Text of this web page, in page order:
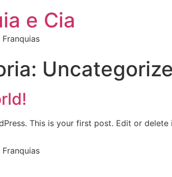
e Cia
This is your first post. Edit or